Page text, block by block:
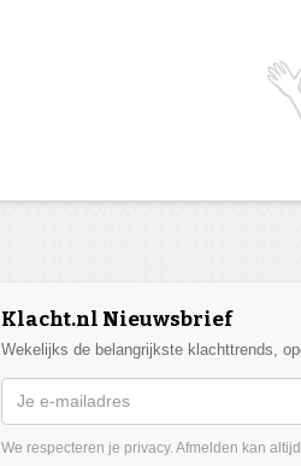
Klacht.nl Nieuwsbrief
Wekelijks de belangrijkste klachttrends,
We respecteren je privacy. Afmelden kan